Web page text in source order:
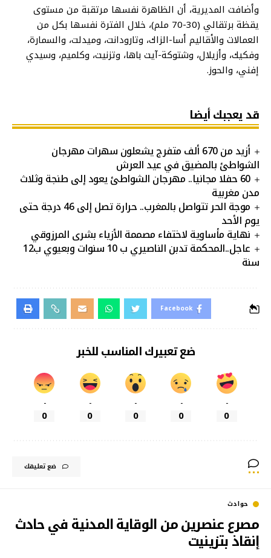
وأضافت المديرية، أن الظاهرة نفسها مرتقبة من مستوى
يقظة برتقالي (30-70 ملم)، خلال الفترة نفسها بكل من
العمالات والأقاليم أسا-الزاك، وتارودانت، وميدلت، والسمارة،
وفكيك، وأزيلال، وشتوكة-آيت باها، وتزنيت، وكلميم، وسيدي
إفني، والحوز.
قد يعجبك أيضا
أزيد من 670 ألف متفرج يشعلون سهرات مهرجان
الشواطئ بالمضيق في عيد العرش
60 حفلا مجانيا.. مهرجان الشواطئ يعود إلى طنجة وثلاث
مدن مغربية
موجة الحر تتواصل بالمغرب.. حرارة تصل إلى 46 درجة حتى
يوم الأحد
نهاية مأساوية لاختفاء مصممة الأزياء بشرى المرزوقي
عاجل..المحكمة تدبن الناصيري ب 10 سنوات وبعيوي ب12
سنة
Facebook
ضع تعبيرك المناسب للخبر
-
0
-
0
-
0
-
0
-
0
ضع تعليقك
حوادث
مصرع عنصرين من الوقاية المدنية في حادث
إنقاذ بتزينيت